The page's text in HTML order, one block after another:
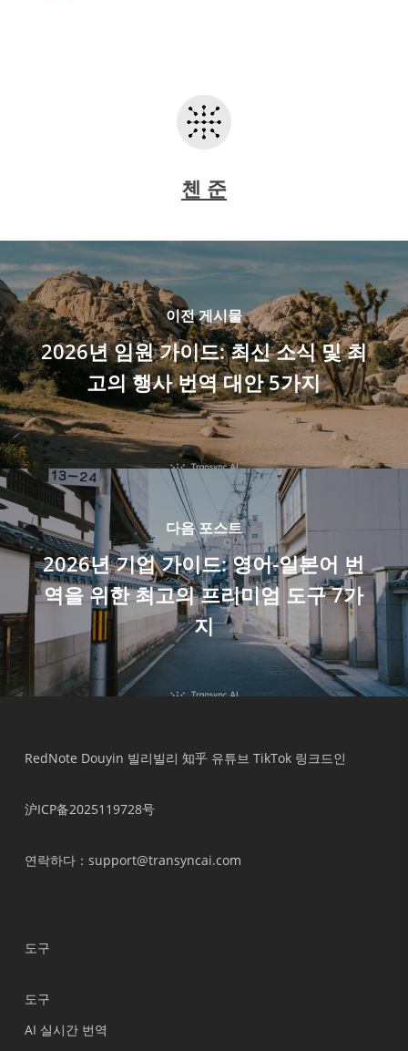
첸 준
이전 게시물
2026년 임원 가이드: 최신 소식 및 최
고의 행사 번역 대안 5가지
다음 포스트
2026년 기업 가이드: 영어-일본어 번
역을 위한 최고의 프리미엄 도구 7가
지
RedNote Douyin 빌리빌리 知乎 유튜브 TikTok 링크드인
沪ICP备2025119728号
연락하다：support@transyncai.com
도구
도구
AI 실시간 번역